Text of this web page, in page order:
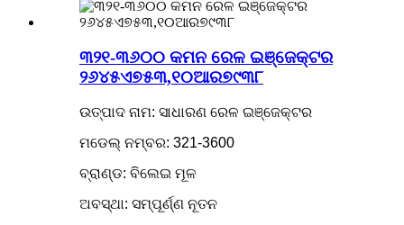
୩୨୧-୩୬୦୦ କମନ ରେଳ ଇଞ୍ଜେକ୍ଟର
୨୬୪୫ଏ୭୫୩,୧୦ଆର୭୯୩୮
ଉତ୍ପାଦ ନାମ: ସାଧାରଣ ରେଳ ଇଞ୍ଜେକ୍ଟର
ମଡେଲ୍ ନମ୍ବର: 321-3600
ବ୍ରାଣ୍ଡ: ବିଲେଇ ମୂଳ
ଅବସ୍ଥା: ସମ୍ପୂର୍ଣ୍ଣ ନୂତନ